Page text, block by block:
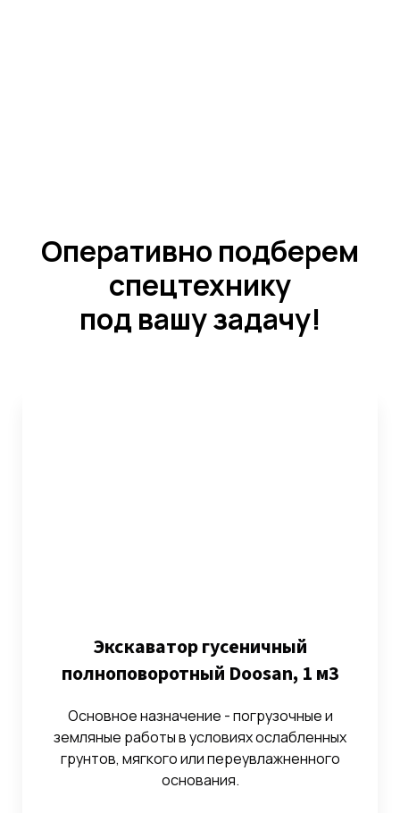
Оперативно подберем
спецтехнику
под вашу задачу!
Экскаватор гусеничный
полноповоротный Doosan, 1 м3
Основное назначение - погрузочные и
земляные работы в условиях ослабленных
грунтов, мягкого или переувлажненного
основания.